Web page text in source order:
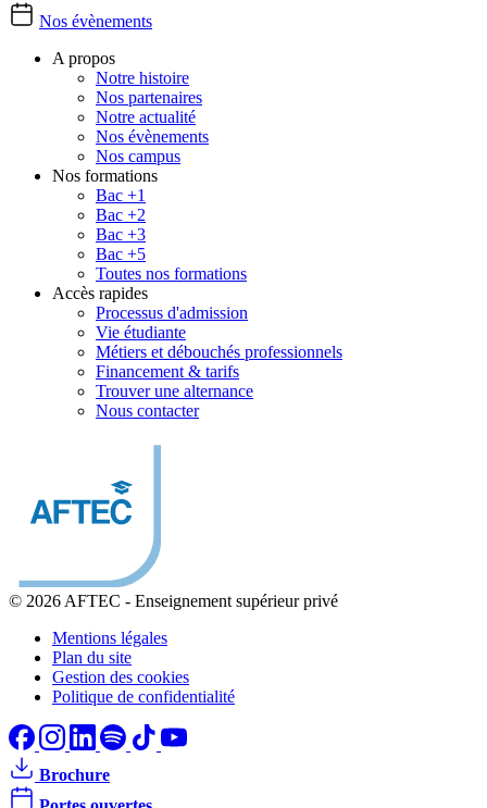
Nos évènements
A propos
Notre histoire
Nos partenaires
Notre actualité
Nos évènements
Nos campus
Nos formations
Bac +1
Bac +2
Bac +3
Bac +5
Toutes nos formations
Accès rapides
Processus d'admission
Vie étudiante
Métiers et débouchés professionnels
Financement & tarifs
Trouver une alternance
Nous contacter
© 2026 AFTEC - Enseignement supérieur privé
Mentions légales
Plan du site
Gestion des cookies
Politique de confidentialité
Brochure